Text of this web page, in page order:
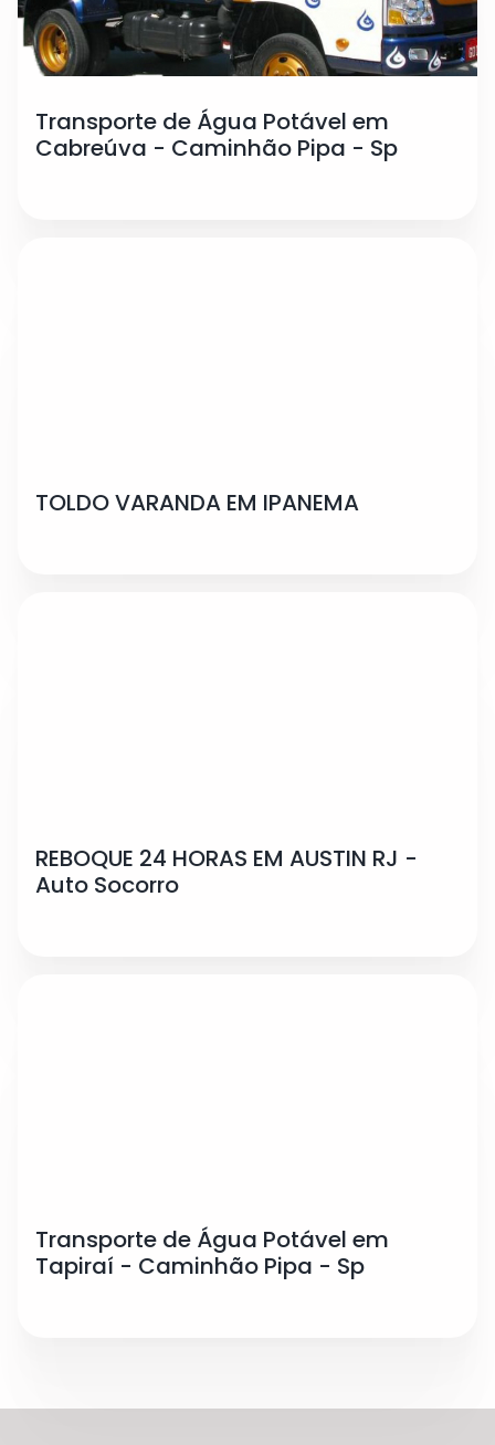
Transporte de Água Potável em
Cabreúva - Caminhão Pipa - Sp
TOLDO VARANDA EM IPANEMA
REBOQUE 24 HORAS EM AUSTIN RJ -
Auto Socorro
Transporte de Água Potável em
Tapiraí - Caminhão Pipa - Sp